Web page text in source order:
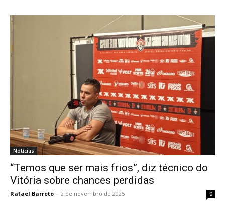
Notícias
“Temos que ser mais frios”, diz técnico do
Vitória sobre chances perdidas
Rafael Barreto - 2 de novembro de 2025 0